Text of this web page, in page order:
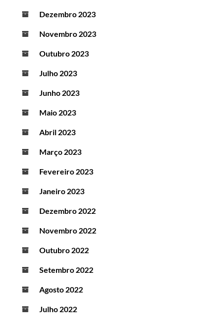
Dezembro 2023
Novembro 2023
Outubro 2023
Julho 2023
Junho 2023
Maio 2023
Abril 2023
Março 2023
Fevereiro 2023
Janeiro 2023
Dezembro 2022
Novembro 2022
Outubro 2022
Setembro 2022
Agosto 2022
Julho 2022